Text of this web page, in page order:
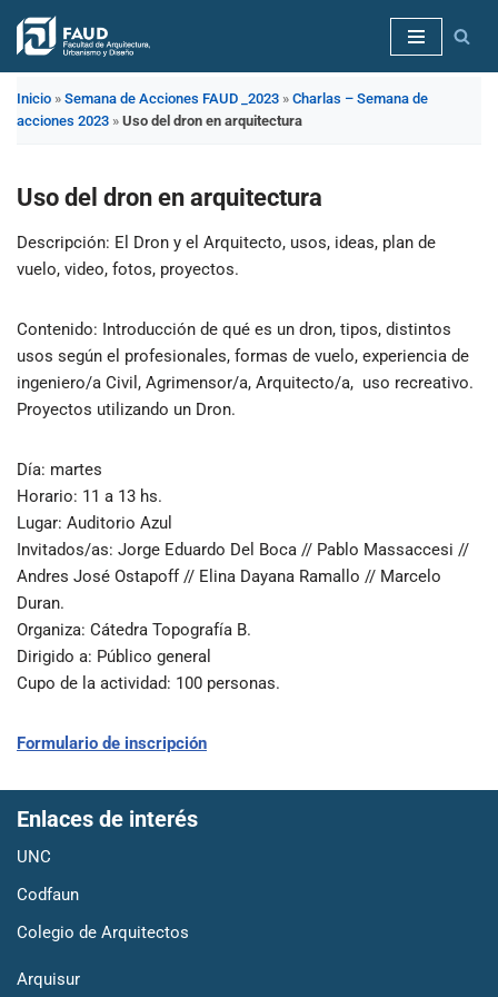
Saltar
contenido
Inicio » Semana de Acciones FAUD _2023 » Charlas – Semana de
acciones 2023 » Uso del dron en arquitectura
Uso del dron en arquitectura
Descripción: El Dron y el Arquitecto, usos, ideas, plan de
vuelo, video, fotos, proyectos.
Contenido: Introducción de qué es un dron, tipos, distintos
usos según el profesionales, formas de vuelo, experiencia de
ingeniero/a Civil, Agrimensor/a, Arquitecto/a, uso recreativo.
Proyectos utilizando un Dron.
Día: martes
Horario: 11 a 13 hs.
Lugar: Auditorio Azul
Invitados/as: Jorge Eduardo Del Boca // Pablo Massaccesi //
Andres José Ostapoff // Elina Dayana Ramallo // Marcelo
Duran.
Organiza: Cátedra Topografía B.
Dirigido a: Público general
Cupo de la actividad: 100 personas.
Formulario de inscripción
Enlaces de interés
UNC
Codfaun
Colegio de Arquitectos
Arquisur